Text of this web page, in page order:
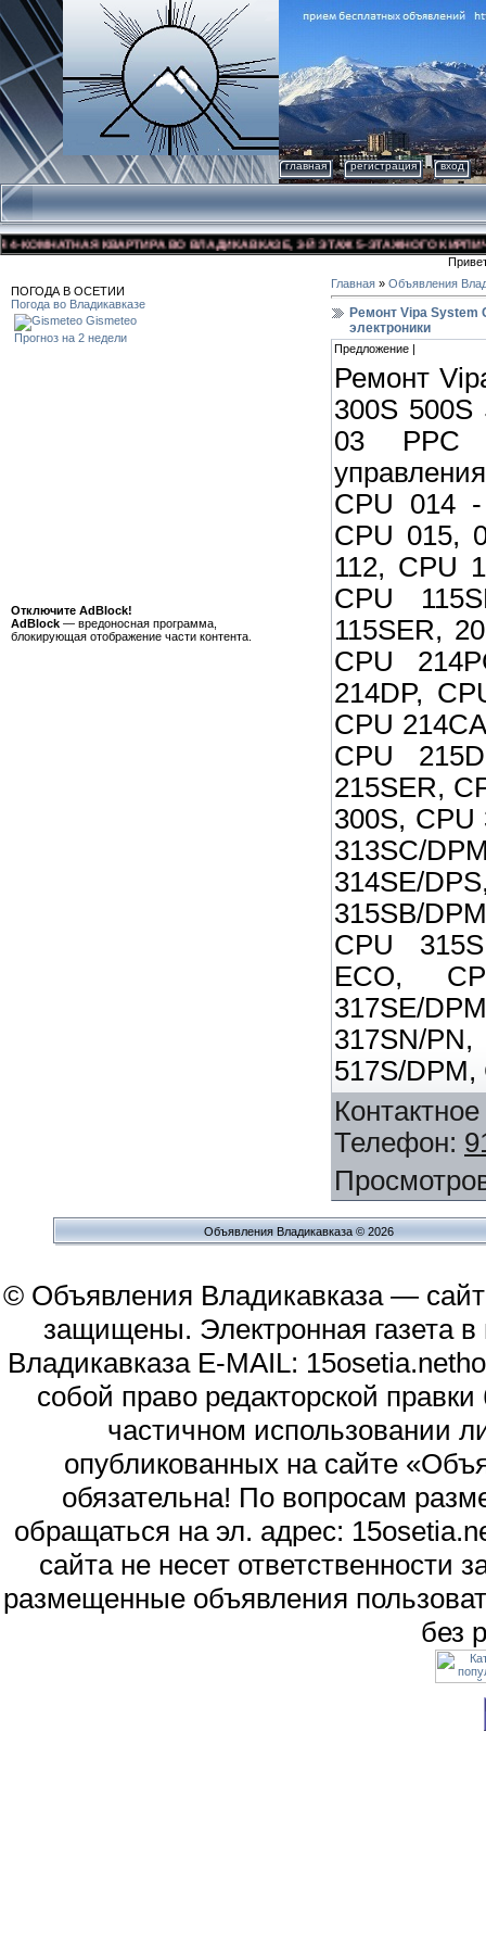
главная регистрация вход
КВАРТИРА ВО ВЛАДИКАВКАЗЕ, 3-Й ЭТАЖ 5-ЭТАЖНОГО
ПОГОДА В ОСЕТИИ
Погода во Владикавказе
Gismeteo
Прогноз на 2 недели
Отключите AdBlock!
AdBlock — вредоносная программа,
блокирующая отображение части контента.
Главная » Объявления
Ремонт Vipa System
электроники
Предложение |
Ремонт
300S
03 PPC
CPU 014 -
CPU 015,
112, CPU
CPU
115SER,
CPU
214DP,
CPU
CPU
215SER,
300S, CPU
313SC/
314SE/
315SB/
CPU
ECO,
317SE/
317SN/
517S/DPM,
Телефон:
Объявления Владикавказа © 2026
© Объявления Владикавказа —
защищены. Электронная газета
Владикавказа E-MAIL:
собой право редакторской
частичном использовании
опубликованных на сайте
обязательна! По вопросам
обращаться на эл. адрес:
сайта не несет
размещенные объявления
без